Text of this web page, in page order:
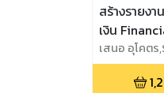
สร้างรายงา
เงิน
Analysis
เสนอ อุโคตร